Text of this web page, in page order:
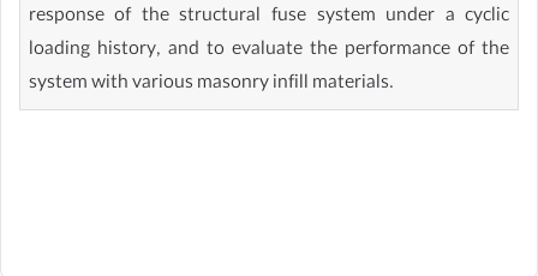
response of the structural fuse system under a cyclic
loading history, and to evaluate the performance of the
system with various masonry infill materials.